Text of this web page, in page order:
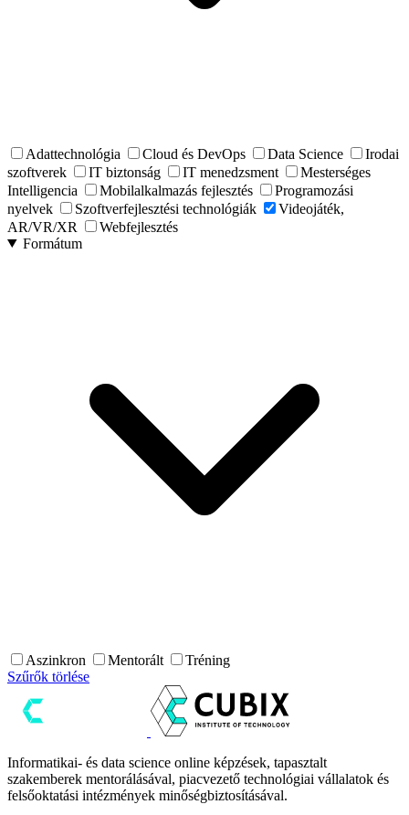
Adattechnológia Cloud és DevOps Data Science
Irodai
szoftverek
IT biztonság IT menedzsment
Mesterséges
Intelligencia
Mobilalkalmazás fejlesztés
Programozási
nyelvek
Szoftverfejlesztési technológiák
Videojáték,
AR/VR/XR
Webfejlesztés
Formátum
Aszinkron Mentorált
Tréning
Szűrők törlése
Informatikai- és data science online képzések, tapasztalt
szakemberek mentorálásával, piacvezető technológiai vállalatok és
felsőoktatási intézmények minőségbiztosításával.